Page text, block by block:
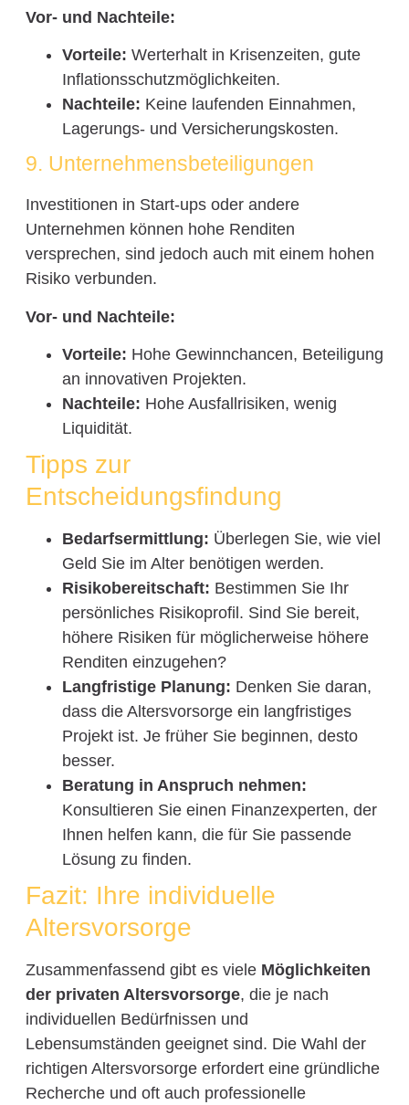
Vor- und Nachteile:
Vorteile: Werterhalt in Krisenzeiten, gute
Inflationsschutzmöglichkeiten.
Nachteile: Keine laufenden Einnahmen,
Lagerungs- und Versicherungskosten.
9. Unternehmensbeteiligungen
Investitionen in Start-ups oder andere
Unternehmen können hohe Renditen
versprechen, sind jedoch auch mit einem hohen
Risiko verbunden.
Vor- und Nachteile:
Vorteile: Hohe Gewinnchancen, Beteiligung
an innovativen Projekten.
Nachteile: Hohe Ausfallrisiken, wenig
Liquidität.
Tipps zur
Entscheidungsfindung
Bedarfsermittlung: Überlegen Sie, wie viel
Geld Sie im Alter benötigen werden.
Risikobereitschaft: Bestimmen Sie Ihr
persönliches Risikoprofil. Sind Sie bereit,
höhere Risiken für möglicherweise höhere
Renditen einzugehen?
Langfristige Planung: Denken Sie daran,
dass die Altersvorsorge ein langfristiges
Projekt ist. Je früher Sie beginnen, desto
besser.
Beratung in Anspruch nehmen:
Konsultieren Sie einen Finanzexperten, der
Ihnen helfen kann, die für Sie passende
Lösung zu finden.
Fazit: Ihre individuelle
Altersvorsorge
Zusammenfassend gibt es viele Möglichkeiten
der privaten Altersvorsorge, die je nach
individuellen Bedürfnissen und
Lebensumständen geeignet sind. Die Wahl der
richtigen Altersvorsorge erfordert eine gründliche
Recherche und oft auch professionelle